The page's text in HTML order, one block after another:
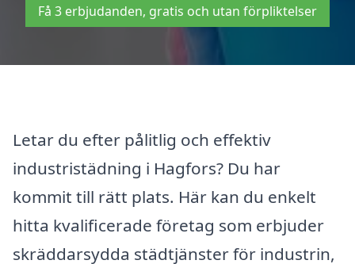
Få 3 erbjudanden, gratis och utan förpliktelser
Letar du efter pålitlig och effektiv
industristädning i Hagfors? Du har
kommit till rätt plats. Här kan du enkelt
hitta kvalificerade företag som erbjuder
skräddarsydda städtjänster för industrin,